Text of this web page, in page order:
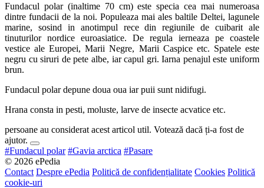
Fundacul polar (inaltime 70 cm) este specia cea mai numeroasa
dintre fundacii de la noi. Populeaza mai ales baltile Deltei, lagunele
marine, sosind in anotimpul rece din regiunile de cuibarit ale
tinuturilor nordice euroasiatice. De regula ierneaza pe coastele
vestice ale Europei, Marii Negre, Marii Caspice etc. Spatele este
negru cu siruri de pete albe, iar capul gri. Iarna penajul este uniform
brun.
Fundacul polar depune doua oua iar puii sunt nidifugi.
Hrana consta in pesti, moluste, larve de insecte acvatice etc.
persoane au considerat acest articol util. Votează dacă ți-a fost de
ajutor.
#Fundacul polar #Gavia arctica #Pasare
© 2026 ePedia
Contact Despre ePedia Politică de confidențialitate Cookies Politică
cookie-uri